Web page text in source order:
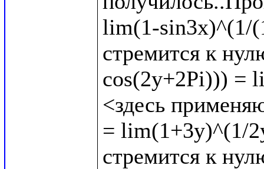
lim(1-sin3x)^(1/
стремится к
cos(2y+2Pi))) =
<здесь
= lim(1+3y)^(1/
стремится к